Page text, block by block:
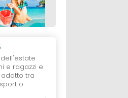
e ragazzi e
tra
o